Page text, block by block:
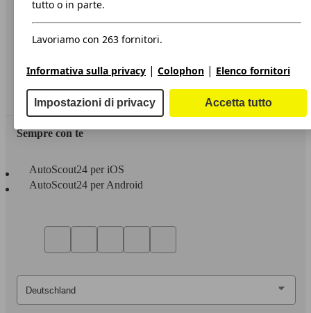
Privacy
Dichiarazione di Accessibilità
Servizi
Area rivenditori
Sempre con te
AutoScout24 per iOS
AutoScout24 per Android
tutto o in parte.
Lavoriamo con 263 fornitori.
Informativa sulla privacy | Colophon | Elenco fornitori
Impostazioni di privacy Accetta tutto